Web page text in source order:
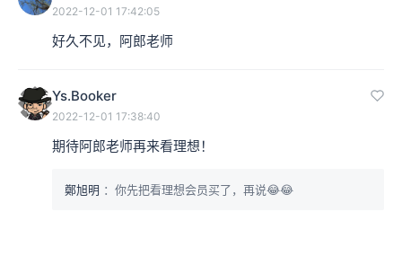
2022-12-01 17:42:05
好久不见，阿郎老师
Ys.Booker
2022-12-01 17:38:40
期待阿郎老师再来看理想！
鄭旭明 ：你先把看理想会员买了，再说😂😂